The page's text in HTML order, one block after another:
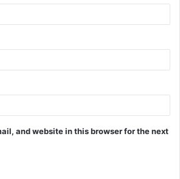
and website in this browser for the next